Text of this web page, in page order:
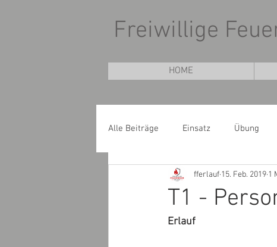
Freiwillige
HOME
Alle Beiträge Einsatz Übung
T1 -
fferlauf 15. Feb. 2019 1
Erlauf